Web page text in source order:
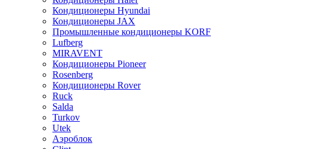
Кондиционеры Hyundai
Кондиционеры JAX
Промышленные кондиционеры KORF
Lufberg
MIRAVENT
Кондиционеры Pioneer
Rosenberg
Кондиционеры Rover
Ruck
Salda
Turkov
Utek
Аэроблок